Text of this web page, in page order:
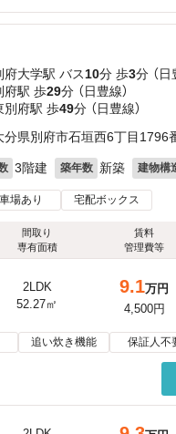
府大学駅 バス10分 歩3分 （日
府駅 歩29分 （日豊線）
別府駅 歩49分 （日豊線）
分県別府市石垣西6丁目1796
3階建 築年数 新築 建物構
場あり 宅配ボックス
間取り
専有面積
賃料
管理費等
2LDK
52.27㎡
9.1万円
4,500円
追い炊き機能 保証人不